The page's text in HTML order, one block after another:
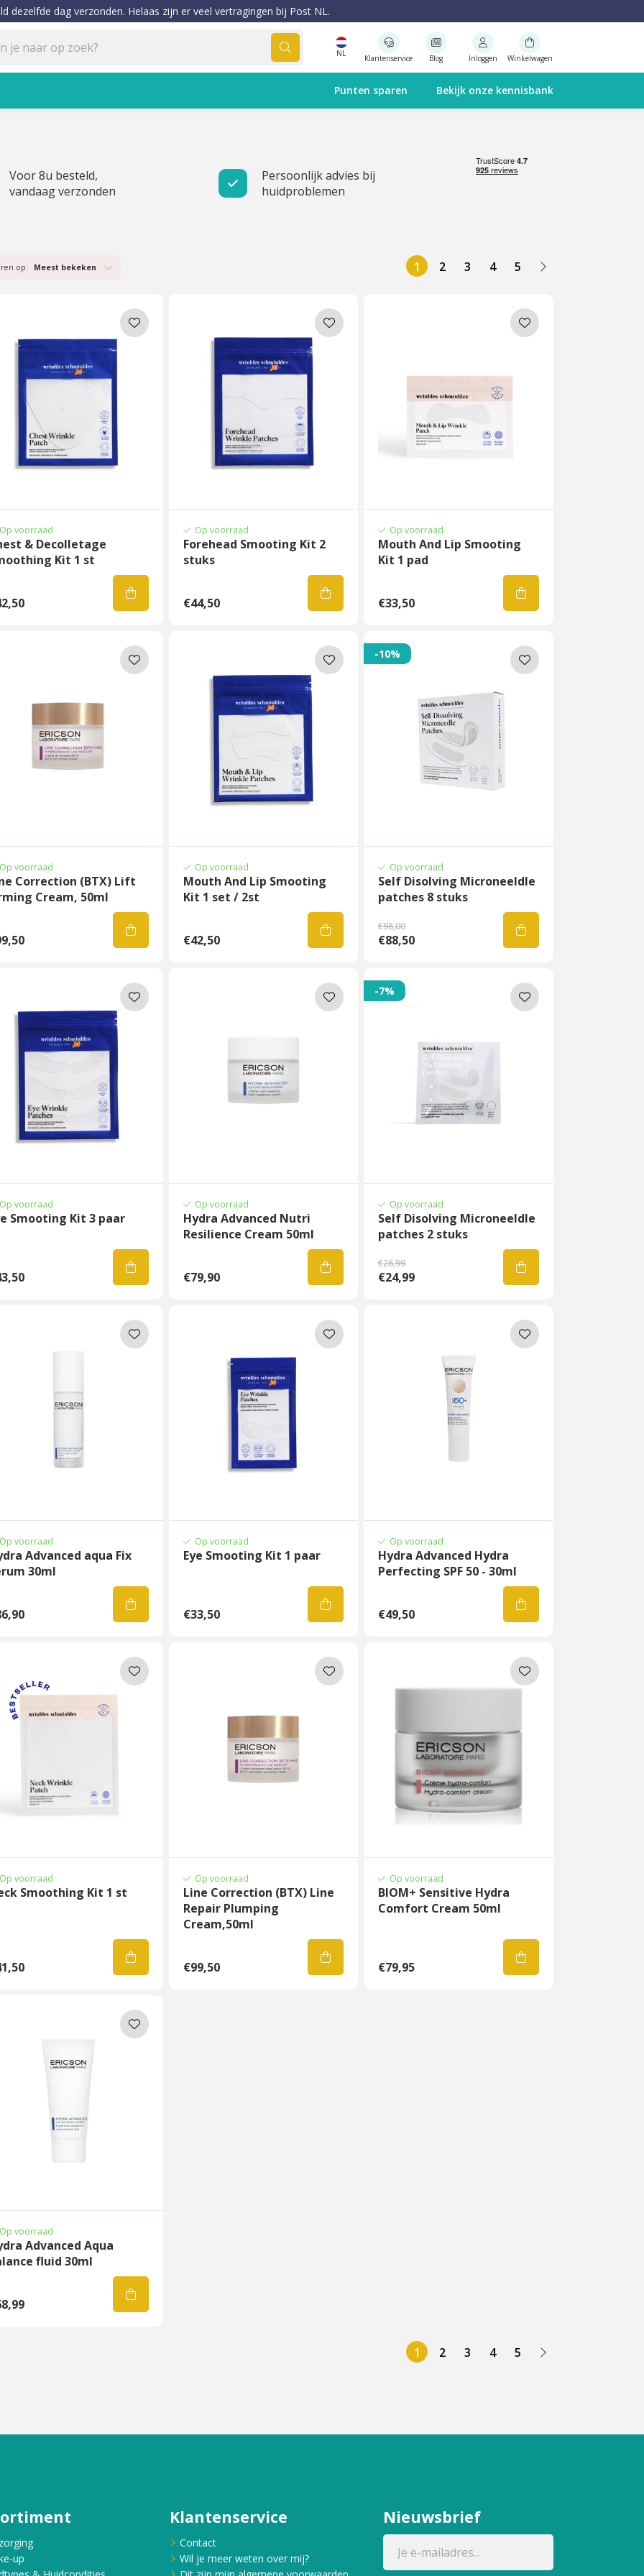
dezelfde dag verzonden. Helaas zijn er veel vertragingen bij Post NL.
NL Klantenservice Blog Inloggen Winkelwagen
Punten sparen Bekijk onze kennisbank
Voor 8u besteld,
vandaag verzonden
Persoonlijk advies bij
huidproblemen
op: Meest bekeken 1 2 3 4 5
Op voorraad
& Decolletage
Kit 1 st
Op voorraad
Forehead Smooting Kit 2
stuks
€44,50
Op voorraad
Mouth And Lip Smooting
Kit 1 pad
€33,50
Op voorraad
Correction (BTX) Lift
Cream, 50ml
Op voorraad
Mouth And Lip Smooting
Kit 1 set / 2st
€42,50
-10%
Op voorraad
Self Disolving Microneeldle
patches 8 stuks
€98,00
€88,50
Op voorraad
Smooting Kit 3 paar
Op voorraad
Hydra Advanced Nutri
Resilience Cream 50ml
€79,90
-7%
Op voorraad
Self Disolving Microneeldle
patches 2 stuks
€26,99
€24,99
Op voorraad
Advanced aqua Fix
30ml
Op voorraad
Eye Smooting Kit 1 paar
€33,50
Op voorraad
Hydra Advanced Hydra
Perfecting SPF 50 - 30ml
€49,50
Op voorraad
Smoothing Kit 1 st
Op voorraad
Line Correction (BTX) Line
Repair Plumping
Cream,50ml
€99,50
Op voorraad
BIOM+ Sensitive Hydra
Comfort Cream 50ml
€79,95
Op voorraad
Advanced Aqua
fluid 30ml
1 2 3 4 5
up
Klantenservice
Contact
Wil je meer weten over mij?
Nieuwsbrief